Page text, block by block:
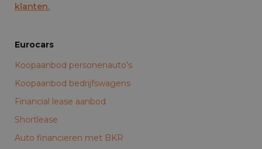
klanten.
Eurocars
Koopaanbod personenauto’s
Koopaanbod bedrijfswagens
Financial lease aanbod
Shortlease
Auto financieren met BKR